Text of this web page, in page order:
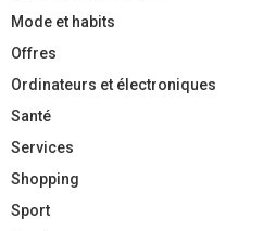
Mode et habits
Offres
Ordinateurs et électroniques
Santé
Services
Shopping
Sport